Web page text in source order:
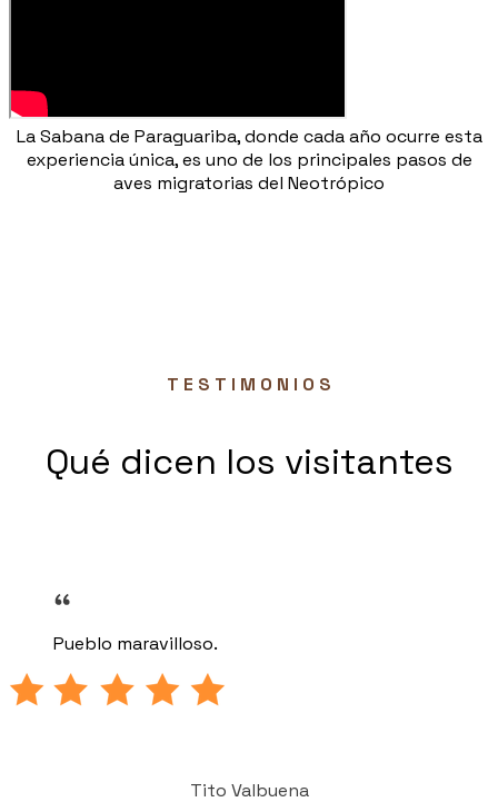
La Sabana de Paraguariba, donde cada año ocurre esta
experiencia única, es uno de los principales pasos de
aves migratorias del Neotrópico
T E S T I M O N I O S
Qué dicen los visitantes
Pueblo maravilloso.
Tito Valbuena